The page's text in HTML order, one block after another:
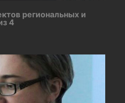
региональных и
4